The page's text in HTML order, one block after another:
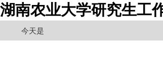
湖南农业大学研究生工
今天是